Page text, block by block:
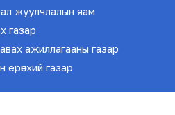
жуулчлалын яам
газар
ажиллагааны газар
ерөнхий газар